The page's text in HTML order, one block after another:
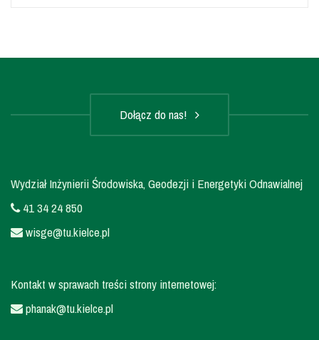
Dołącz do nas!
Wydział Inżynierii Środowiska, Geodezji i Energetyki Odnawialnej
41 34 24 850
wisge@tu.kielce.pl
Kontakt w sprawach treści strony internetowej:
phanak@tu.kielce.pl